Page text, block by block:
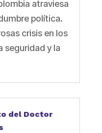
atraviesa
política.
crisis en los
seguridad y la
del Doctor